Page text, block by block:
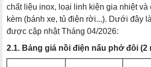
chất liệu inox, loại linh kiện gia nhiệt và
kèm (bánh xe, tủ điện rời...). Dưới đây
được cập nhật Tháng 04/2026:
2.1. Bảng giá nồi điện nấu phở đôi (2